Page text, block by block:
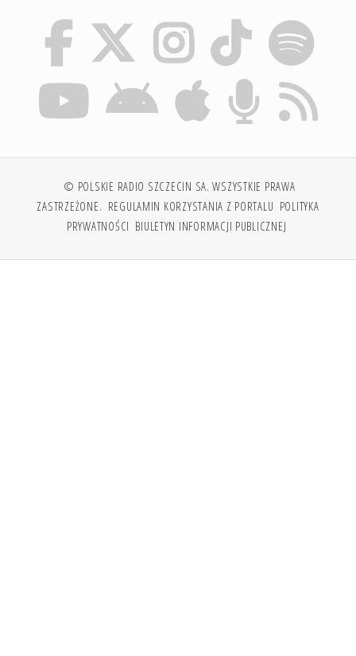
© POLSKIE RADIO SZCZECIN SA. WSZYSTKIE PRAWA
ZASTRZEŻONE. REGULAMIN KORZYSTANIA Z PORTALU POLITYKA
PRYWATNOŚCI BIULETYN INFORMACJI PUBLICZNEJ